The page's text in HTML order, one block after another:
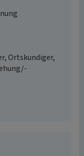
Ortskundiger,